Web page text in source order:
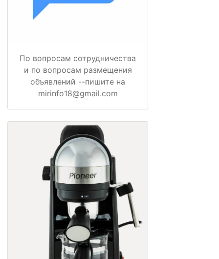
По вопросам сотрудничества
и по вопросам размещения
объявлений --пишите на
mirinfo18@gmail.com